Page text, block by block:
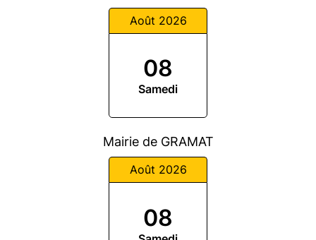
Août 2026
08
Samedi
Mairie de GRAMAT
Août 2026
08